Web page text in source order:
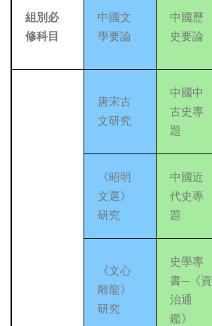
組別必
修科目
中國文
學要論
中國歷
史要論
唐宋古
文研究
中國中
古史專
題
《昭明
文選》
研究
中國近
代史專
題
《文心
雕龍》
研究
史學專
書—《資
治通
鑑》